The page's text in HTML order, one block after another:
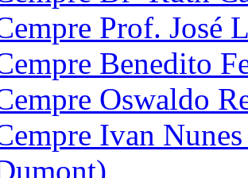
Prof. José
Benedito
Oswaldo
Ivan